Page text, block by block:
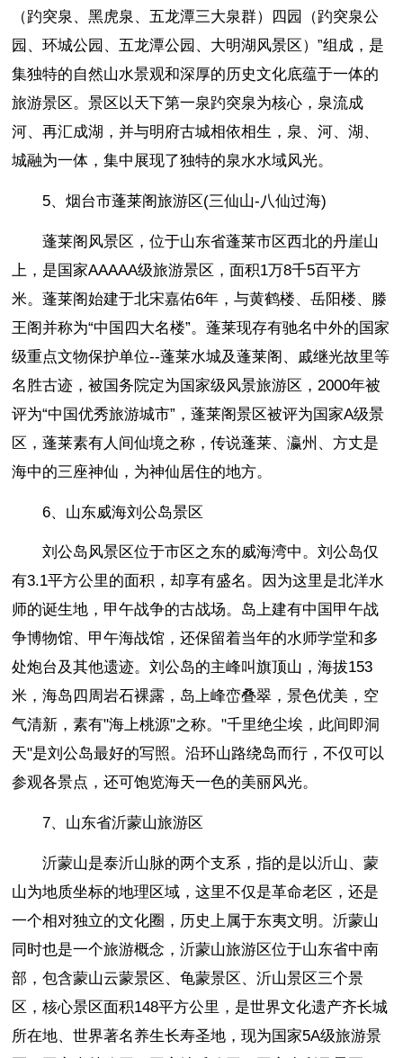
（趵突泉、黑虎泉、五龙潭三大泉群）四园（趵突泉公
园、环城公园、五龙潭公园、大明湖风景区）”组成，是
集独特的自然山水景观和深厚的历史文化底蕴于一体的
旅游景区。景区以天下第一泉趵突泉为核心，泉流成
河、再汇成湖，并与明府古城相依相生，泉、河、湖、
城融为一体，集中展现了独特的泉水水域风光。
5、烟台市蓬莱阁旅游区(三仙山-八仙过海)
蓬莱阁风景区，位于山东省蓬莱市区西北的丹崖山
上，是国家AAAAA级旅游景区，面积1万8千5百平方
米。蓬莱阁始建于北宋嘉佑6年，与黄鹤楼、岳阳楼、滕
王阁并称为“中国四大名楼”。蓬莱现存有驰名中外的国家
级重点文物保护单位--蓬莱水城及蓬莱阁、戚继光故里等
名胜古迹，被国务院定为国家级风景旅游区，2000年被
评为“中国优秀旅游城市”，蓬莱阁景区被评为国家A级景
区，蓬莱素有人间仙境之称，传说蓬莱、瀛州、方丈是
海中的三座神仙，为神仙居住的地方。
6、山东威海刘公岛景区
刘公岛风景区位于市区之东的威海湾中。刘公岛仅
有3.1平方公里的面积，却享有盛名。因为这里是北洋水
师的诞生地，甲午战争的古战场。岛上建有中国甲午战
争博物馆、甲午海战馆，还保留着当年的水师学堂和多
处炮台及其他遗迹。刘公岛的主峰叫旗顶山，海拔153
米，海岛四周岩石裸露，岛上峰峦叠翠，景色优美，空
气清新，素有"海上桃源"之称。"千里绝尘埃，此间即洞
天"是刘公岛最好的写照。沿环山路绕岛而行，不仅可以
参观各景点，还可饱览海天一色的美丽风光。
7、山东省沂蒙山旅游区
沂蒙山是泰沂山脉的两个支系，指的是以沂山、蒙
山为地质坐标的地理区域，这里不仅是革命老区，还是
一个相对独立的文化圈，历史上属于东夷文明。沂蒙山
同时也是一个旅游概念，沂蒙山旅游区位于山东省中南
部，包含蒙山云蒙景区、龟蒙景区、沂山景区三个景
区，核心景区面积148平方公里，是世界文化遗产齐长城
所在地、世界著名养生长寿圣地，现为国家5A级旅游景